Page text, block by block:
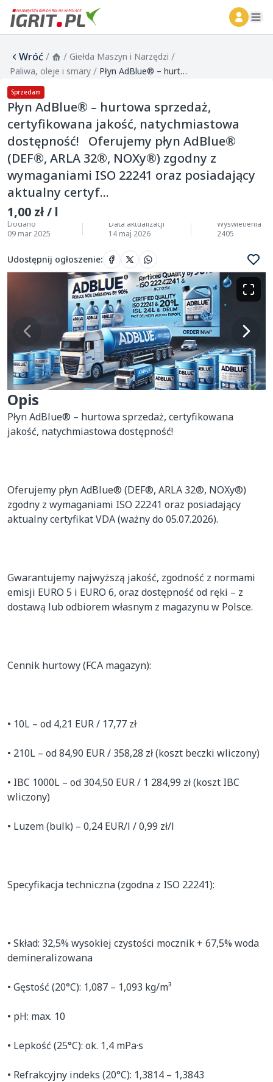
Wróć/ / Giełda Maszyn i Narzędzi /
Paliwa, oleje i smary / Płyn AdBlue® – hurtowa sprzedaż, certyfikowana jakość, natychmiastowa dostępność! Oferujemy płyn AdBlue® (DEF®, ARLA 32®, NOXy®) zgodny z wymaganiami ISO 22241 oraz posiadający aktualny certyf...
Sprzedam
Płyn AdBlue® – hurtowa sprzedaż,
certyfikowana jakość, natychmiastowa
dostępność! Oferujemy płyn AdBlue®
(DEF®, ARLA 32®, NOXy®) zgodny z
wymaganiami ISO 22241 oraz posiadający
aktualny certyf...
1,00 zł / l
Dodano
09 mar 2025
Data aktualizacji
14 maj 2026
Wyświetlenia
2405
Udostępnij ogłoszenie:
Opis
Płyn AdBlue® – hurtowa sprzedaż, certyfikowana
jakość, natychmiastowa dostępność!
Oferujemy płyn AdBlue® (DEF®, ARLA 32®, NOXy®)
zgodny z wymaganiami ISO 22241 oraz posiadający
aktualny certyfikat VDA (ważny do 05.07.2026).
Gwarantujemy najwyższą jakość, zgodność z normami
emisji EURO 5 i EURO 6, oraz dostępność od ręki – z
dostawą lub odbiorem własnym z magazynu w Polsce.
Cennik hurtowy (FCA magazyn):
• 10L – od 4,21 EUR / 17,77 zł
• 210L – od 84,90 EUR / 358,28 zł (koszt beczki wliczony)
• IBC 1000L – od 304,50 EUR / 1 284,99 zł (koszt IBC
wliczony)
• Luzem (bulk) – 0,24 EUR/l / 0,99 zł/l
Specyfikacja techniczna (zgodna z ISO 22241):
• Skład: 32,5% wysokiej czystości mocznik + 67,5% woda
demineralizowana
• Gęstość (20°C): 1,087 – 1,093 kg/m³
• pH: max. 10
• Lepkość (25°C): ok. 1,4 mPa·s
• Refrakcyjny indeks (20°C): 1,3814 – 1,3843